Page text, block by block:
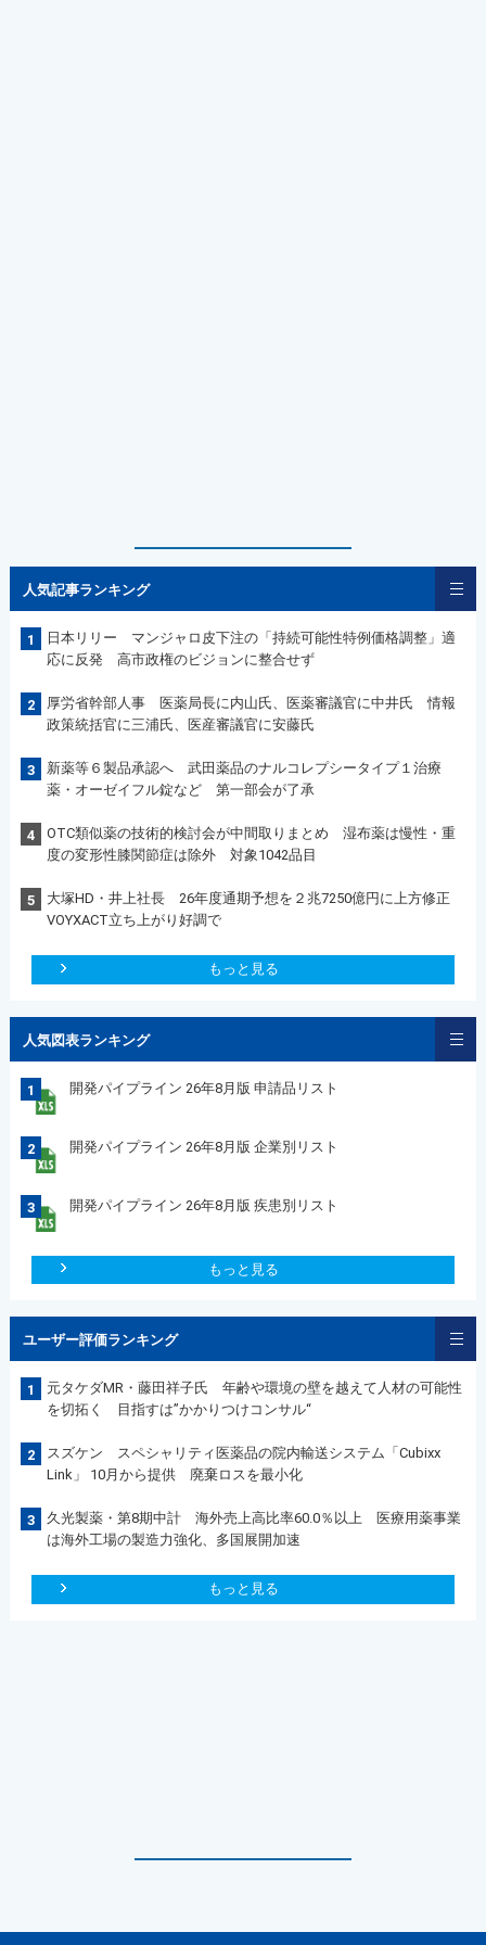
人気記事ランキング
1
日本リリー マンジャロ皮下注の「持続可能性特例価格調整」適
応に反発 高市政権のビジョンに整合せず
2
厚労省幹部人事 医薬局長に内山氏、医薬審議官に中井氏 情報
政策統括官に三浦氏、医産審議官に安藤氏
3
新薬等６製品承認へ 武田薬品のナルコレプシータイプ１治療
薬・オーゼイフル錠など 第一部会が了承
4
OTC類似薬の技術的検討会が中間取りまとめ 湿布薬は慢性・重
度の変形性膝関節症は除外 対象1042品目
5
大塚HD・井上社長 26年度通期予想を２兆7250億円に上方修正
VOYXACT立ち上がり好調で
もっと見る
人気図表ランキング
1 開発パイプライン 26年8月版 申請品リスト
2 開発パイプライン 26年8月版 企業別リスト
3 開発パイプライン 26年8月版 疾患別リスト
もっと見る
ユーザー評価ランキング
1
元タケダMR・藤田祥子氏 年齢や環境の壁を越えて人材の可能性
を切拓く 目指すは”かかりつけコンサル“
2
スズケン スペシャリティ医薬品の院内輸送システム「Cubixx
Link」 10月から提供 廃棄ロスを最小化
3
久光製薬・第8期中計 海外売上高比率60.0％以上 医療用薬事業
は海外工場の製造力強化、多国展開加速
もっと見る